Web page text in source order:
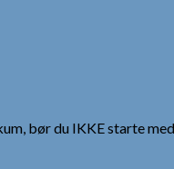
bør du IKKE starte